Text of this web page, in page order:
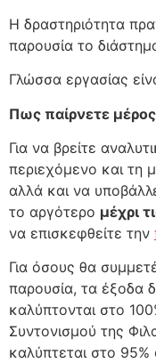
Η δραστηριότητα
παρουσία το
Γλώσσα εργασίας
Πως παίρνετε μέρος
Για να βρείτε
περιεχόμενο και τη
αλλά και να
το αργότερο μέχρι
να επισκεφθείτε την
Για όσους θα
παρουσία, τα έξοδα
καλύπτονται στο
Συντονισμού της
καλύπτεται στο